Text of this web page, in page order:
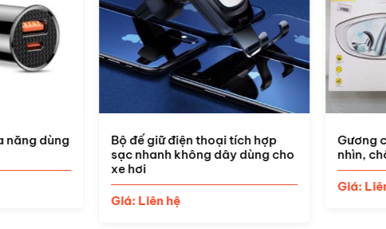
Bộ đế giữ điện thoại tích hợp
sạc nhanh không dây dùng cho
xe hơi
Gương cầu lồi mở rộng góc
nhìn, chống điểm mù cho
Giá: Liên hệ